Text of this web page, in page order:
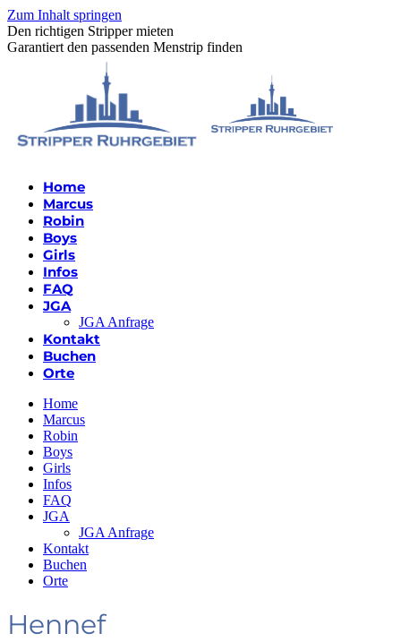
Zum Inhalt springen
Den richtigen Stripper mieten
Garantiert den passenden Menstrip finden
Home
Marcus
Robin
Boys
Girls
Infos
FAQ
JGA
JGA Anfrage
Kontakt
Buchen
Orte
Home
Marcus
Robin
Boys
Girls
Infos
FAQ
JGA
JGA Anfrage
Kontakt
Buchen
Orte
Hennef